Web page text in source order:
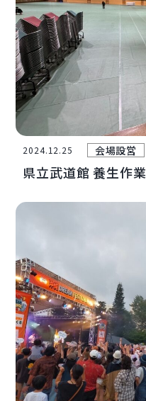
2024.12.25 会場設営
県立武道館 養生作業